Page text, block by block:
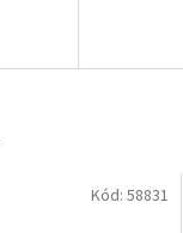
Kód: 58831